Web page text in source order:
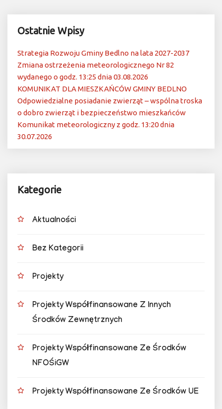
Ostatnie Wpisy
Strategia Rozwoju Gminy Bedlno na lata 2027-2037
Zmiana ostrzeżenia meteorologicznego Nr 82
wydanego o godz. 13:25 dnia 03.08.2026
KOMUNIKAT DLA MIESZKAŃCÓW GMINY BEDLNO
Odpowiedzialne posiadanie zwierząt – wspólna troska
o dobro zwierząt i bezpieczeństwo mieszkańców
Komunikat meteorologiczny z godz. 13:20 dnia
30.07.2026
Kategorie
Aktualności
Bez Kategorii
Projekty
Projekty Współfinansowane Z Innych
Środków Zewnętrznych
Projekty Współfinansowane Ze Środków
NFOŚiGW
Projekty Współfinansowane Ze Środków UE